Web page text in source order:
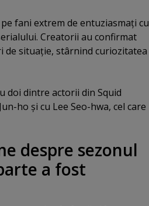
fani extrem de entuziasmaţi cu
Creatorii au confirmat
de situaţie, stârnind curiozitatea
doi dintre actorii din Squid
ho şi cu Lee Seo-hwa, cel care
despre sezonul
a fost